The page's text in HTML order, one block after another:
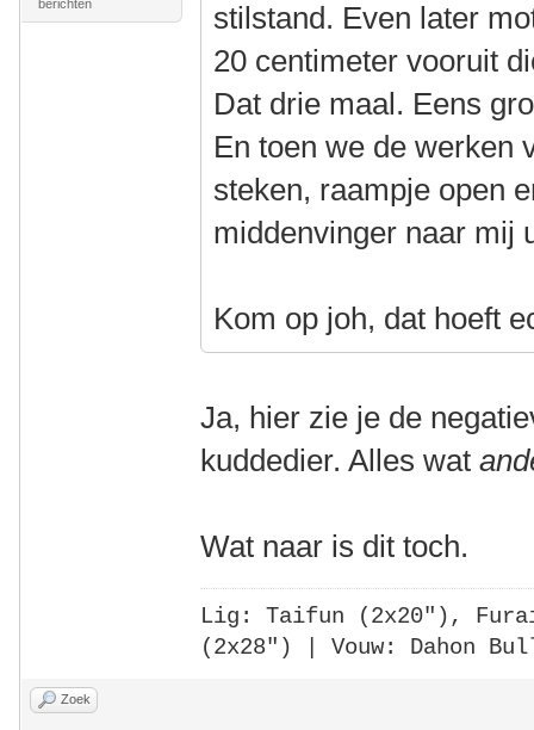
berichten
stilstand. Even later
20 centimeter vooruit
Dat drie maal. Eens
En toen we de werken
steken, raampje open
middenvinger naar mij
Kom op joh, dat hoeft
Ja, hier zie je de
kuddedier. Alles wat
Wat naar is dit toch.
Lig: Taifun (2x20"),
(2x28")
| Vouw: Dahon
Zoek